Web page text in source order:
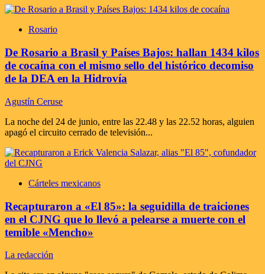
Rosario
De Rosario a Brasil y Países Bajos: hallan 1434 kilos
de cocaína con el mismo sello del histórico decomiso
de la DEA en la Hidrovía
Agustín Ceruse
La noche del 24 de junio, entre las 22.48 y las 22.52 horas, alguien
apagó el circuito cerrado de televisión...
Cárteles mexicanos
Recapturaron a «El 85»: la seguidilla de traiciones
en el CJNG que lo llevó a pelearse a muerte con el
temible «Mencho»
La redacción